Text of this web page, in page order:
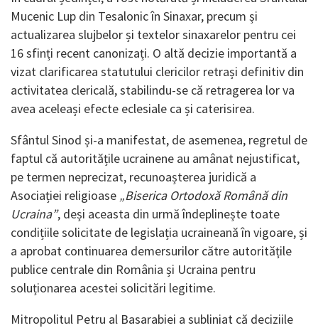
Mucenic Lup din Tesalonic în Sinaxar, precum și
actualizarea slujbelor și textelor sinaxarelor pentru cei
16 sfinți recent canonizați. O altă decizie importantă a
vizat clarificarea statutului clericilor retrași definitiv din
activitatea clericală, stabilindu-se că retragerea lor va
avea aceleași efecte eclesiale ca și caterisirea.
Sfântul Sinod și-a manifestat, de asemenea, regretul de
faptul că autoritățile ucrainene au amânat nejustificat,
pe termen neprecizat, recunoașterea juridică a
Asociației religioase „Biserica Ortodoxă Română din
Ucraina”, deși aceasta din urmă îndeplinește toate
condițiile solicitate de legislația ucraineană în vigoare, și
a aprobat continuarea demersurilor către autoritățile
publice centrale din România și Ucraina pentru
soluționarea acestei solicitări legitime.
Mitropolitul Petru al Basarabiei a subliniat că deciziile